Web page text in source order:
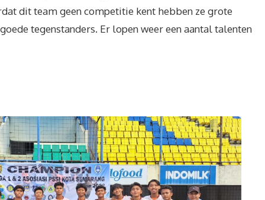
dit team geen competitie kent hebben ze grote
tegenstanders. Er lopen weer een aantal talenten